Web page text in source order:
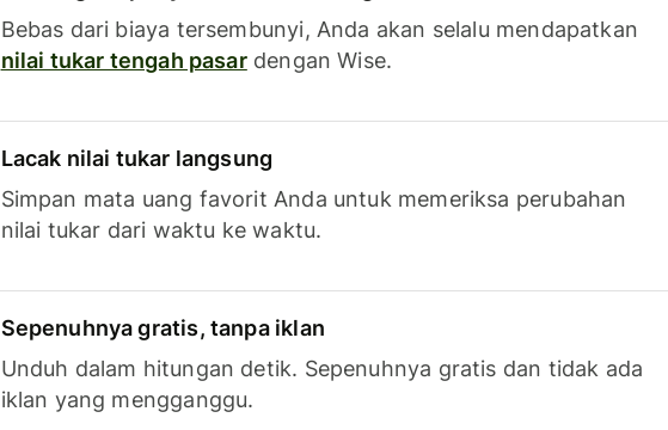
Bebas dari biaya tersembunyi, Anda akan selalu mendapatkan
nilai tukar tengah pasardengan Wise.
Lacak nilai tukar langsung
Simpan mata uang favorit Anda untuk memeriksa perubahan
nilai tukar dari waktu ke waktu.
Sepenuhnya gratis, tanpa iklan
Unduh dalam hitungan detik. Sepenuhnya gratis dan tidak ada
iklan yang mengganggu.